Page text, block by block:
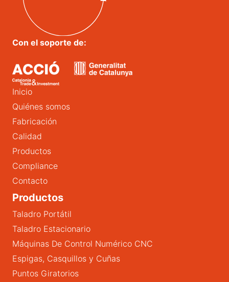
Con el soporte de:
Inicio
Quiénes somos
Fabricación
Calidad
Productos
Compliance
Contacto
Productos
Taladro Portátil
Taladro Estacionario
Máquinas De Control Numérico CNC
Espigas, Casquillos y Cuñas
Puntos Giratorios